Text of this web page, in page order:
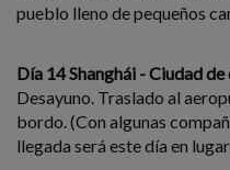
pueblo lleno de pequeños
Día 14 Shanghái - Ciudad
Desayuno. Traslado al
bordo. (Con algunas
llegada será este día en